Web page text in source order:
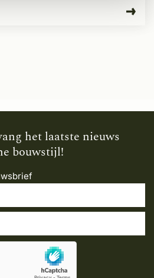
het laatste nieuws
bouwstijl!